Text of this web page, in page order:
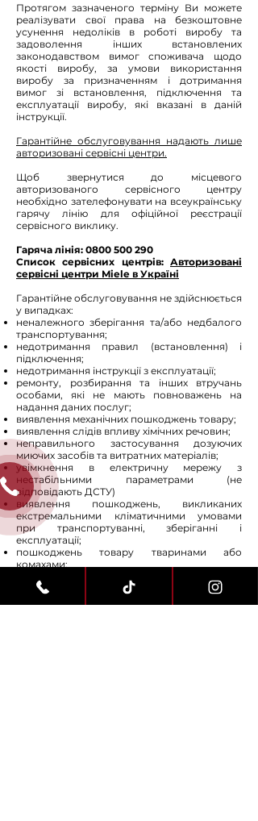
Протягом зазначеного терміну Ви можете
реалізувати свої права на безкоштовне
усунення недоліків в роботі виробу та
задоволення інших встановлених
законодавством вимог споживача щодо
якості виробу, за умови використання
виробу за призначенням і дотримання
вимог зі встановлення, підключення та
експлуатації виробу, які вказані в даній
інструкції.
Гарантійне обслуговування надають лише
авторизовані сервісні центри.
Щоб звернутися до місцевого
авторизованого сервісного центру
необхідно зателефонувати на всеукраїнську
гарячу лінію для офіційної реєстрації
сервісного виклику.
Гаряча лінія: 0800 500 290
Список сервісних центрів: Авторизовані
сервісні центри Miele в Україні
Гарантійне обслуговування не здійснюється
у випадках:
неналежного зберігання та/або недбалого
транспортування;
недотримання правил (встановлення) і
підключення;
недотримання інструкції з експлуатації;
ремонту, розбирання та інших втручань
особами, які не мають повноважень на
надання даних послуг;
виявлення механічних пошкоджень товару;
виявлення слідів впливу хімічних речовин;
неправильного застосування дозуючих
миючих засобів та витратних матеріалів;
увімкнення в електричну мережу з
нестабільними параметрами (не
відповідають ДСТУ)
виявлення пошкоджень, викликаних
екстремальними кліматичними умовами
при транспортуванні, зберіганні і
експлуатації;
пошкоджень товару тваринами або
комахами;
обставин непереборної сили (пожежі,